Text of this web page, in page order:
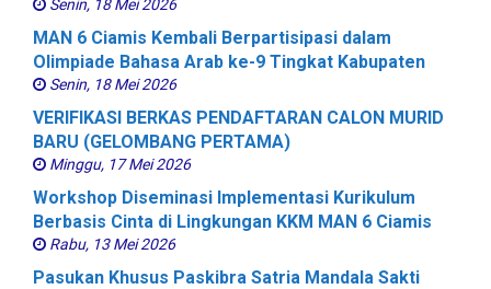
Senin, 18 Mei 2026
MAN 6 Ciamis Kembali Berpartisipasi dalam
Olimpiade Bahasa Arab ke-9 Tingkat Kabupaten
Senin, 18 Mei 2026
VERIFIKASI BERKAS PENDAFTARAN CALON MURID
BARU (GELOMBANG PERTAMA)
Minggu, 17 Mei 2026
Workshop Diseminasi Implementasi Kurikulum
Berbasis Cinta di Lingkungan KKM MAN 6 Ciamis
Rabu, 13 Mei 2026
Pasukan Khusus Paskibra Satria Mandala Sakti